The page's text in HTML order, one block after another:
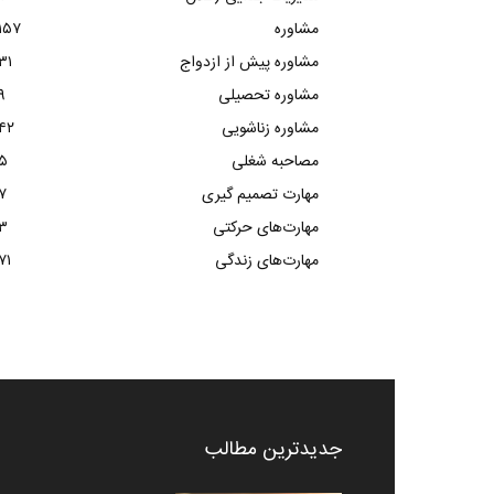
مشاوره
مشاوره پیش از ازدواج
مشاوره تحصیلی
مشاوره زناشویی
مصاحبه شغلی
مهارت تصمیم گیری
۷
مهارت‌های حرکتی
مهارت‌های زندگی
۷۱
جدیدترین مطالب